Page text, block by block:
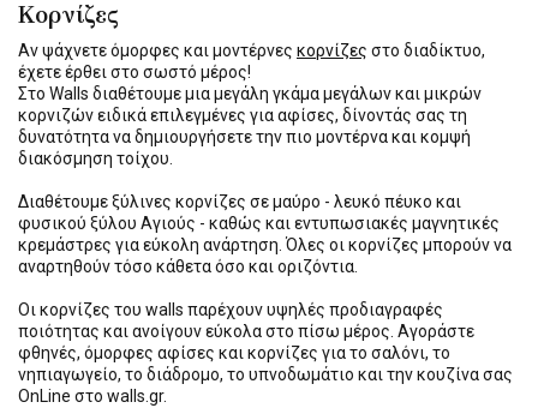
Κορνίζες
Αν ψάχνετε όμορφες και μοντέρνες κορνίζες στο διαδίκτυο,
έχετε έρθει στο σωστό μέρος!
Στο Walls διαθέτουμε μια μεγάλη γκάμα μεγάλων και μικρών
κορνιζών ειδικά επιλεγμένες για αφίσες, δίνοντάς σας τη
δυνατότητα να δημιουργήσετε την πιο μοντέρνα και κομψή
διακόσμηση τοίχου.
Διαθέτουμε ξύλινες κορνίζες σε μαύρο - λευκό πέυκο και
φυσικού ξύλου Αγιούς - καθώς και εντυπωσιακές μαγνητικές
κρεμάστρες για εύκολη ανάρτηση. Όλες οι κορνίζες μπορούν να
αναρτηθούν τόσο κάθετα όσο και οριζόντια.
Οι κορνίζες του walls παρέχουν υψηλές προδιαγραφές
ποιότητας και ανοίγουν εύκολα στο πίσω μέρος. Αγοράστε
φθηνές, όμορφες αφίσες και κορνίζες για το σαλόνι, το
νηπιαγωγείο, το διάδρομο, το υπνοδωμάτιο και την κουζίνα σας
OnLine στο walls.gr.